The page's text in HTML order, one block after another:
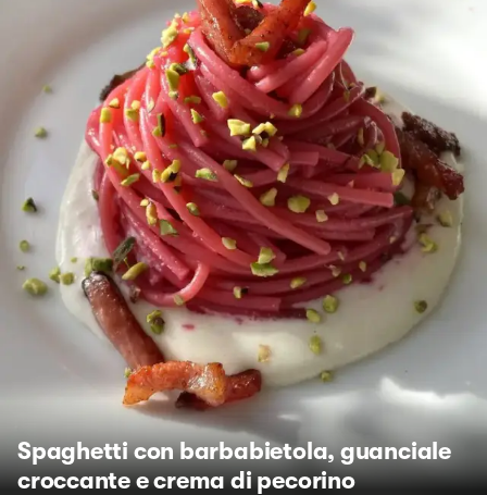
Spaghetti con barbabietola, guanciale
croccante e crema di pecorino